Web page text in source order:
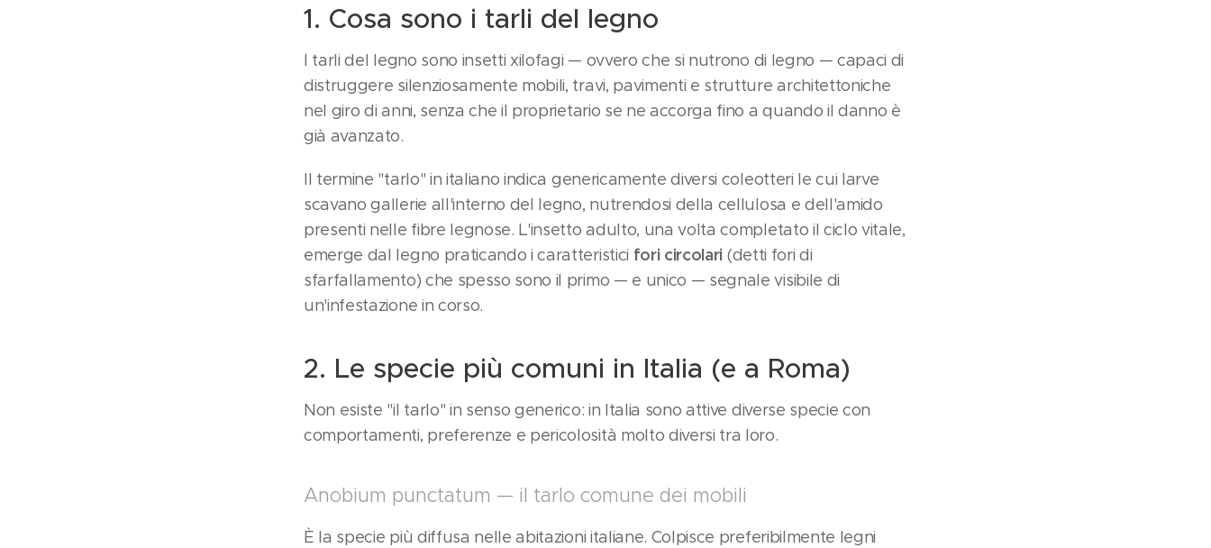
1. Cosa sono i tarli del legno
I tarli del legno sono insetti xilofagi — ovvero che si nutrono di legno — capaci di
distruggere silenziosamente mobili, travi, pavimenti e strutture architettoniche
nel giro di anni, senza che il proprietario se ne accorga fino a quando il danno è
già avanzato.
Il termine "tarlo" in italiano indica genericamente diversi coleotteri le cui larve
scavano gallerie all'interno del legno, nutrendosi della cellulosa e dell'amido
presenti nelle fibre legnose. L'insetto adulto, una volta completato il ciclo vitale,
emerge dal legno praticando i caratteristici fori circolari (detti fori di
sfarfallamento) che spesso sono il primo — e unico — segnale visibile di
un'infestazione in corso.
2. Le specie più comuni in Italia (e a Roma)
Non esiste "il tarlo" in senso generico: in Italia sono attive diverse specie con
comportamenti, preferenze e pericolosità molto diversi tra loro.
Anobium punctatum — il tarlo comune dei mobili
È la specie più diffusa nelle abitazioni italiane. Colpisce preferibilmente legni